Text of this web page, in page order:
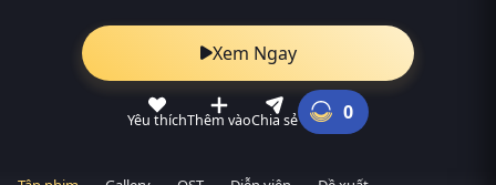
Xem Ngay
Yêu thíchThêm vàoChia sẻ 0